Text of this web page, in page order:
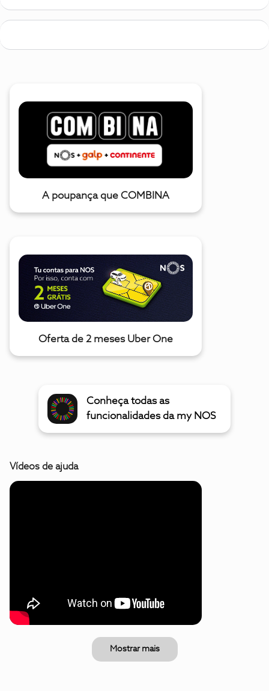
A poupança que COMBINA
Oferta de 2 meses Uber One
Conheça todas as
funcionalidades da my NOS
Vídeos de ajuda
Mostrar mais